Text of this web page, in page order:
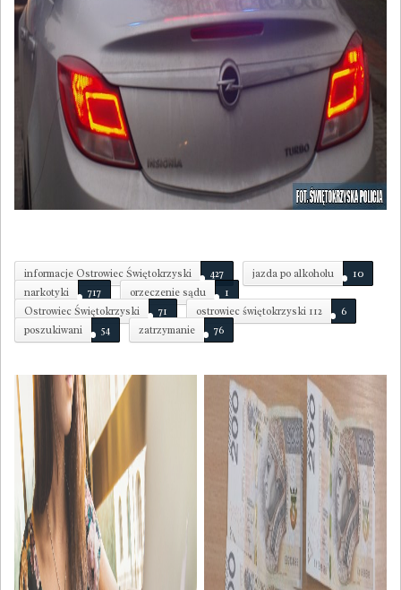
informacje Ostrowiec Świętokrzyski 427 jazda po alkoholu
10
narkotyki
717 orzeczenie sądu
1
Ostrowiec Świętokrzyski
71 ostrowiec świętokrzyski 112
6
poszukiwani
54 zatrzymanie 76